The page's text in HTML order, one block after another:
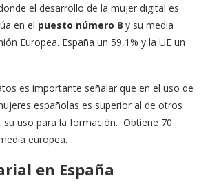
el desarrollo de la mujer digital es
en el puesto número 8 y su media
Europea. España un 59,1% y la UE un
es importante señalar que en el uso de
españolas es superior al de otros
su uso para la formación. Obtiene 70
europea.
en España